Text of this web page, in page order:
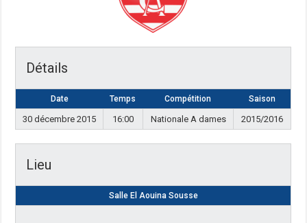
Détails
Date Temps Compétition Saison
30 décembre 2015 16:00 Nationale A dames 2015/2016
Lieu
Salle El Aouina Sousse